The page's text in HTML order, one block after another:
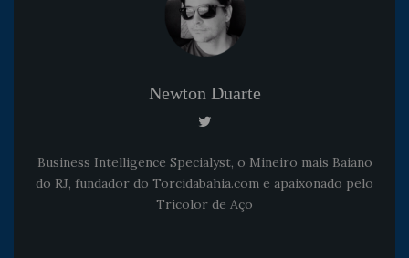
Newton Duarte
Business Intelligence Specialyst, o Mineiro mais Baiano
do RJ, fundador do Torcidabahia.com e apaixonado pelo
Tricolor de Aço